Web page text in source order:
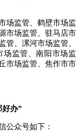
监管、鹤壁市场监
市场监管、驻马店市
管、漯河市场监管、
场监管、南阳市场监
市场监管、焦作市市
好办”
众号如下：